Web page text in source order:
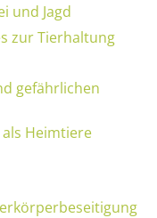
und Jagd
zur Tierhaltung
gefährlichen
Heimtiere